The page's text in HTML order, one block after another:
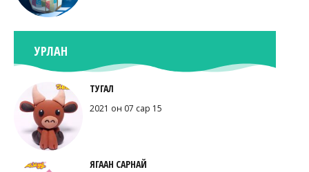
УРЛАН
ТУГАЛ
2021 он 07 сар 15
ЯГААН САРНАЙ